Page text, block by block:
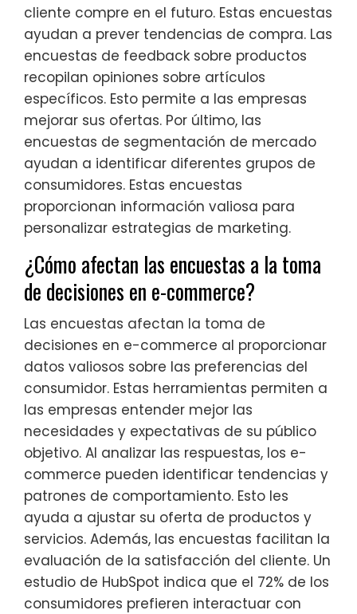
cliente compre en el futuro. Estas encuestas
ayudan a prever tendencias de compra. Las
encuestas de feedback sobre productos
recopilan opiniones sobre artículos
específicos. Esto permite a las empresas
mejorar sus ofertas. Por último, las
encuestas de segmentación de mercado
ayudan a identificar diferentes grupos de
consumidores. Estas encuestas
proporcionan información valiosa para
personalizar estrategias de marketing.
¿Cómo afectan las encuestas a la toma
de decisiones en e-commerce?
Las encuestas afectan la toma de
decisiones en e-commerce al proporcionar
datos valiosos sobre las preferencias del
consumidor. Estas herramientas permiten a
las empresas entender mejor las
necesidades y expectativas de su público
objetivo. Al analizar las respuestas, los e-
commerce pueden identificar tendencias y
patrones de comportamiento. Esto les
ayuda a ajustar su oferta de productos y
servicios. Además, las encuestas facilitan la
evaluación de la satisfacción del cliente. Un
estudio de HubSpot indica que el 72% de los
consumidores prefieren interactuar con